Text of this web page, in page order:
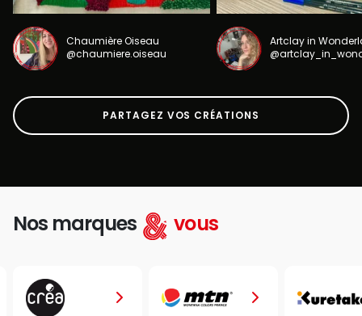
Chaumière Oiseau
@chaumiere.oiseau
Artclay in
PARTAGEZ VOS CRÉATIONS
Nos marques vous